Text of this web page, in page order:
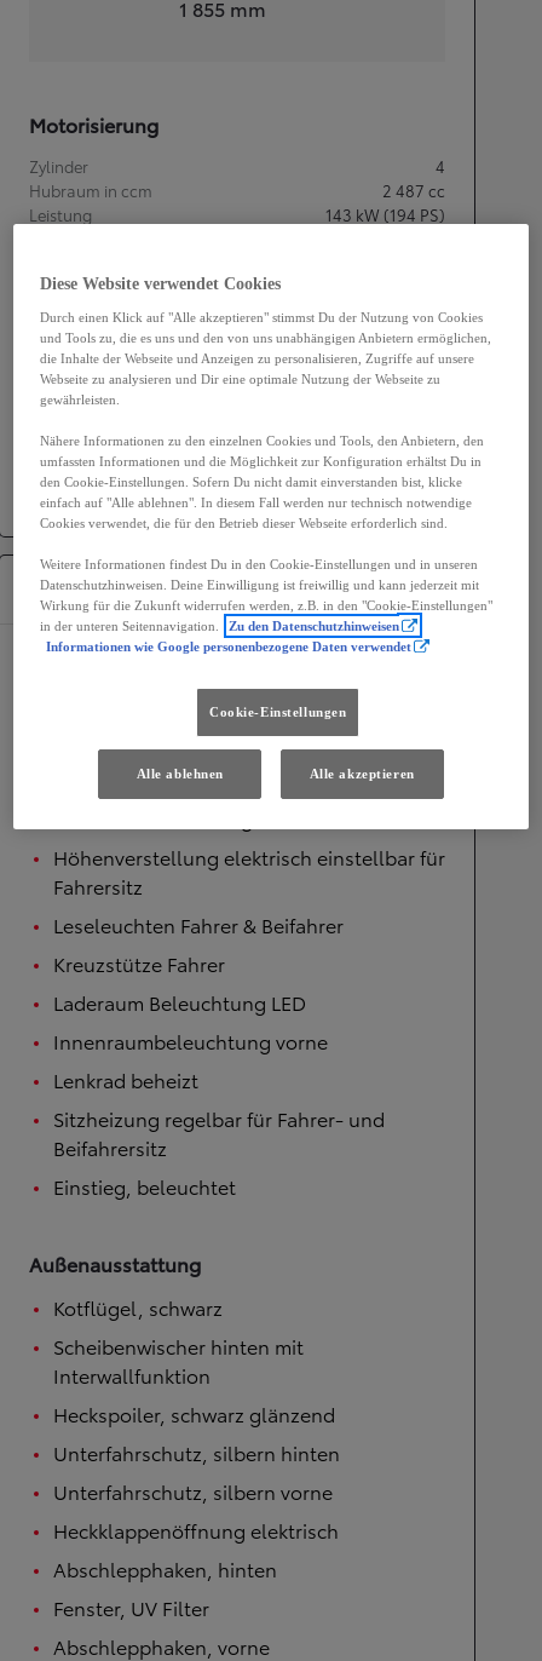
1 855 mm
Motorisierung
Zylinder
4
Hubraum in ccm
2 487 cc
Leistung
143 kW (194 PS)
Fahrleistungen
Höchstgeschwindigkeit 180km/h
Beschleunigung 0-100 km
7,7Sekunden
Antrieb
Allradantrieb
Getriebe
Automatik
Ausstattung
Innenraumbeleuchtung vorne, LED
Höhenverstellung manuell einstellbar für
Beifahrersitz
Höhenverstellung elektrisch einstellbar für
Fahrersitz
Leseleuchten Fahrer & Beifahrer
Kreuzstütze Fahrer
Laderaum Beleuchtung LED
Innenraumbeleuchtung vorne
Lenkrad beheizt
Sitzheizung regelbar für Fahrer- und
Beifahrersitz
Einstieg, beleuchtet
Außenausstattung
Kotflügel, schwarz
Scheibenwischer hinten mit
Interwallfunktion
Heckspoiler, schwarz glänzend
Unterfahrschutz, silbern hinten
Unterfahrschutz, silbern vorne
Heckklappenöffnung elektrisch
Abschlepphaken, hinten
Fenster, UV Filter
Abschlepphaken, vorne
Diese Website verwendet Cookies
Durch einen Klick auf "Alle akzeptieren" stimmst Du der Nutzung von Cookies
und Tools zu, die es uns und den von uns unabhängigen Anbietern ermöglichen,
die Inhalte der Webseite und Anzeigen zu personalisieren, Zugriffe auf unsere
Webseite zu analysieren und Dir eine optimale Nutzung der Webseite zu
gewährleisten.
Nähere Informationen zu den einzelnen Cookies und Tools, den Anbietern, den
umfassten Informationen und die Möglichkeit zur Konfiguration erhältst Du in
den Cookie-Einstellungen. Sofern Du nicht damit einverstanden bist, klicke
einfach auf "Alle ablehnen". In diesem Fall werden nur technisch notwendige
Cookies verwendet, die für den Betrieb dieser Webseite erforderlich sind.
Weitere Informationen findest Du in den Cookie-Einstellungen und in unseren
Datenschutzhinweisen. Deine Einwilligung ist freiwillig und kann jederzeit mit
Wirkung für die Zukunft widerrufen werden, z.B. in den "Cookie-Einstellungen"
in der unteren Seitennavigation.
Zu den Datenschutzhinweisen
Informationen wie Google personenbezogene Daten verwendet
Cookie-Einstellungen
Alle ablehnen Alle akzeptieren